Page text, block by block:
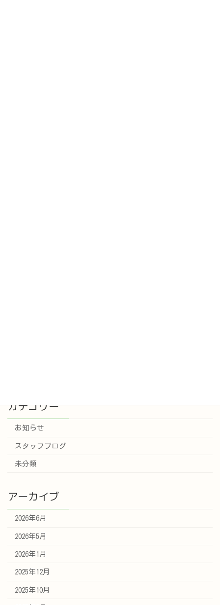
カテゴリー
お知らせ
スタッフブログ
未分類
アーカイブ
2026年6月
2026年5月
2026年1月
2025年12月
2025年10月